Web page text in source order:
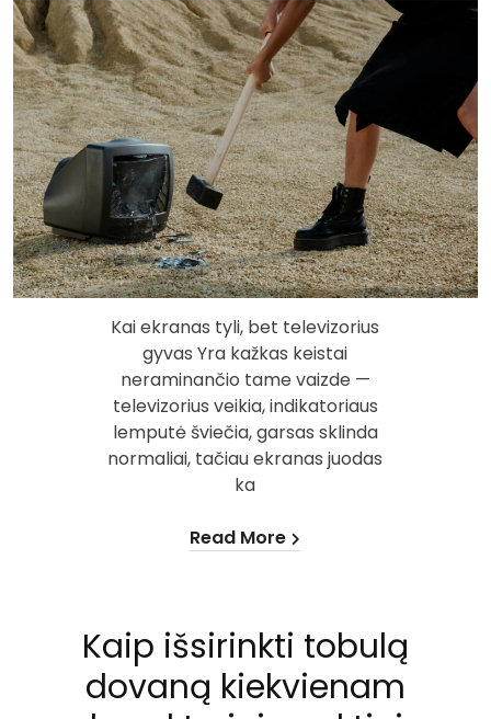
Kai ekranas tyli, bet televizorius
gyvas Yra kažkas keistai
neraminančio tame vaizde —
televizorius veikia, indikatoriaus
lemputė šviečia, garsas sklinda
normaliai, tačiau ekranas juodas
ka
Read More
Kaip išsirinkti tobulą
dovaną kiekvienam